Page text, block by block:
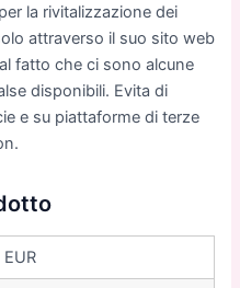
la rivitalizzazione dei
attraverso il suo sito web
fatto che ci sono alcune
disponibili. Evita di
e su piattaforme di terze